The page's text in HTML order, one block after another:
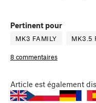
Pertinent pour
MK3 FAMILY MK3.5
8 commentaires
Article est également